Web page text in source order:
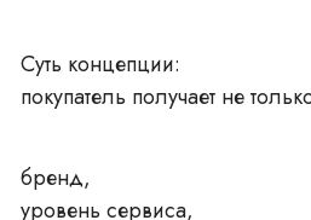
Суть концепции:
покупатель получает не
бренд,
уровень сервиса,